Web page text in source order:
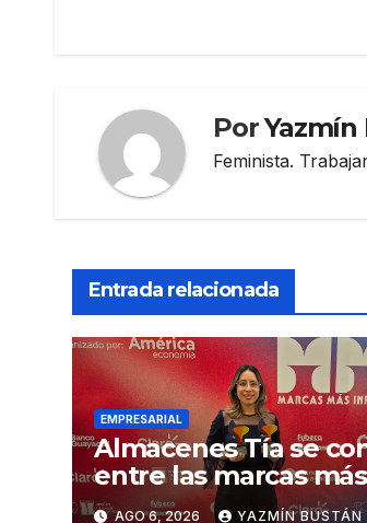
PorYazmín
Feminista.
Entrada relacionada
EMPRESARIAL
Almacenes Tía se
entre las marcas más
influyentes del
AGO 6, 2026 YAZMÍN BUSTÁN